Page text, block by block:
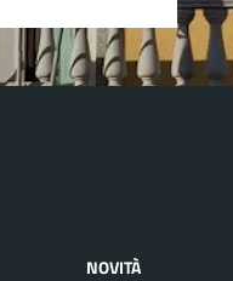
NOVITÀ